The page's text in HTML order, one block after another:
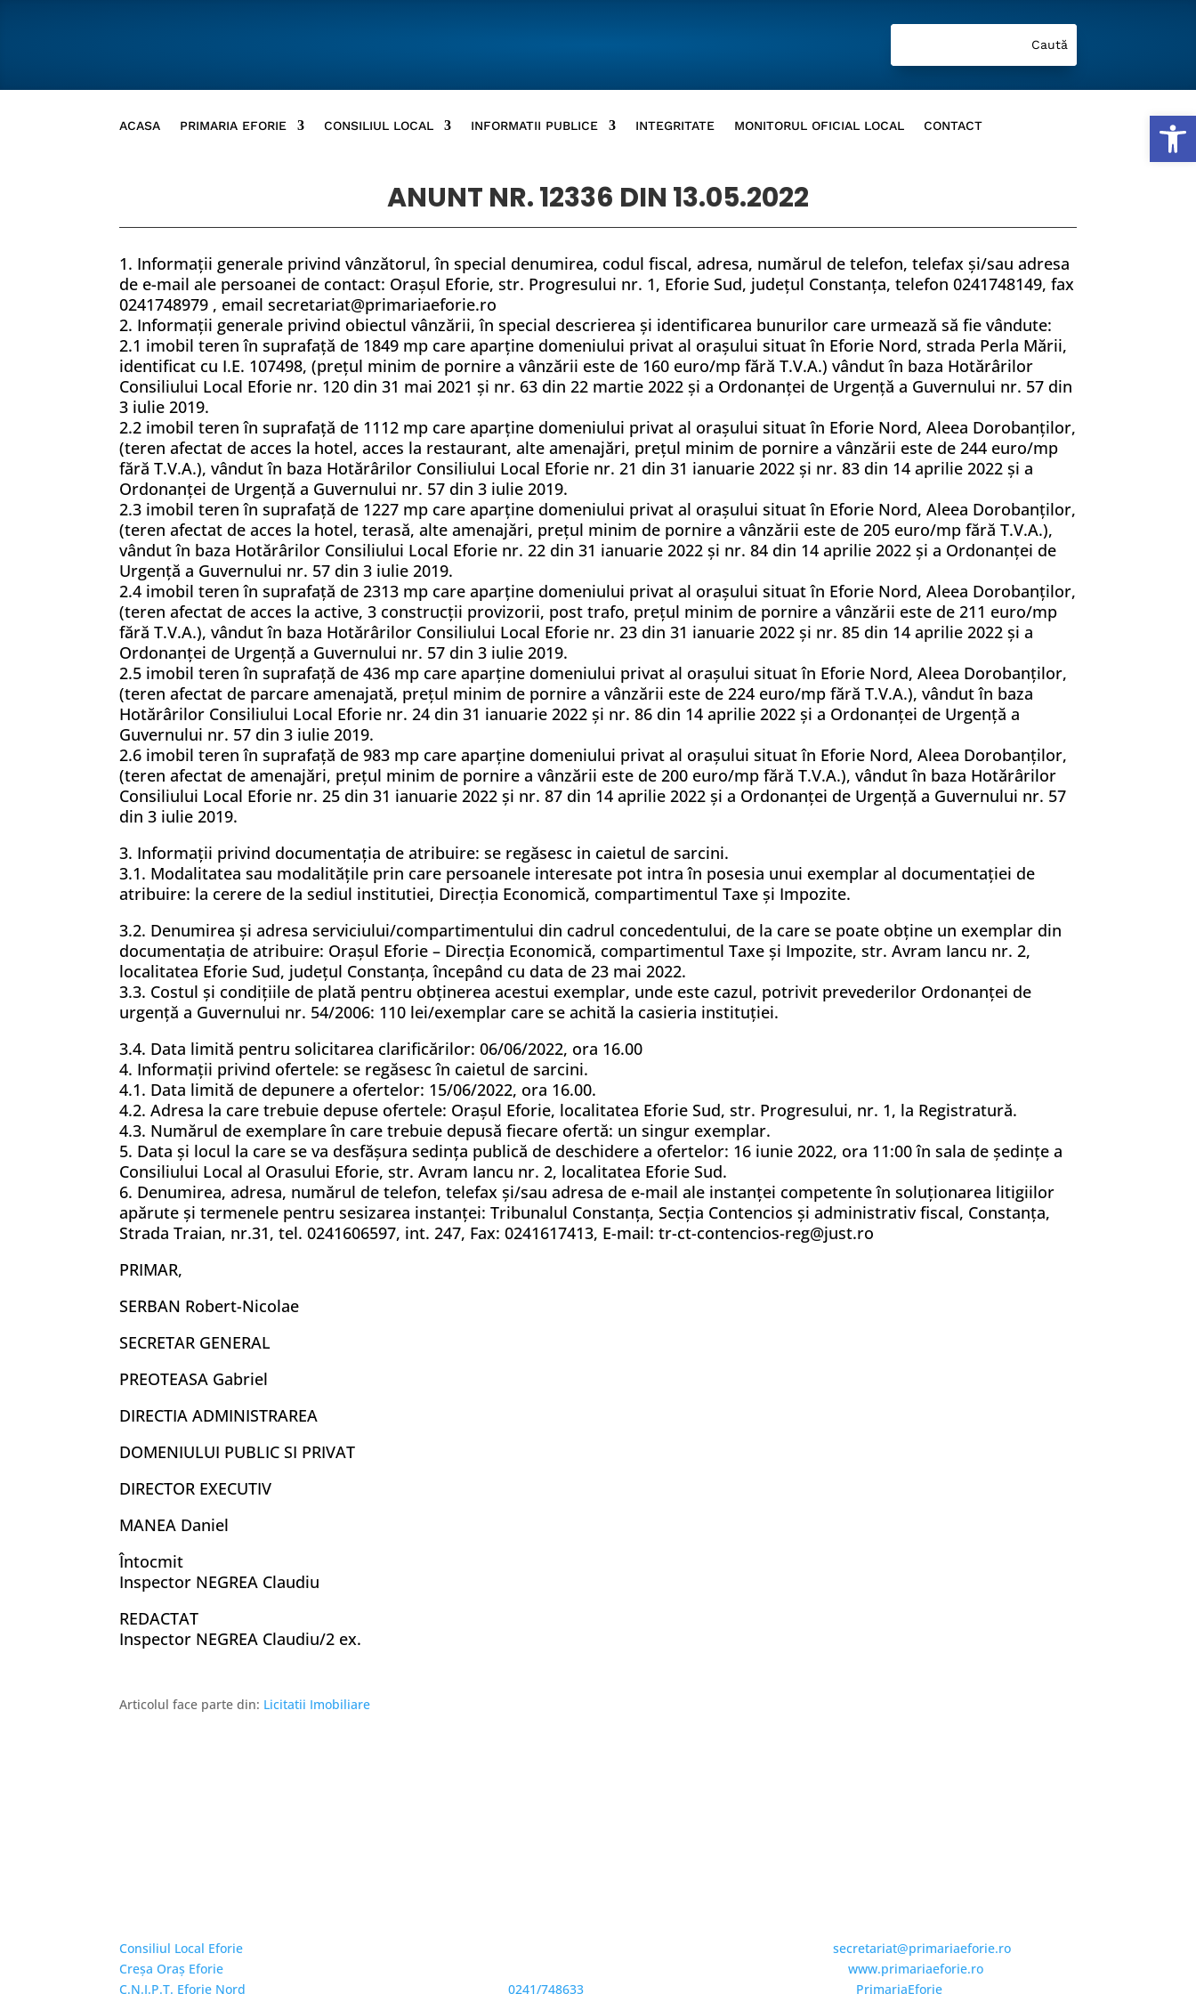
ACASA PRIMARIA EFORIE CONSILIUL LOCAL INFORMATII PUBLICE INTEGRITATE MONITORUL OFICIAL LOCAL CONTACT
ANUNT NR. 12336 DIN 13.05.2022
1. Informaţii generale privind vânzătorul, în special denumirea, codul fiscal, adresa, numărul de telefon, telefax şi/sau adresa
de e-mail ale persoanei de contact: Orașul Eforie, str. Progresului nr. 1, Eforie Sud, judeţul Constanța, telefon 0241748149, fax
0241748979 , email secretariat@primariaeforie.ro
2. Informaţii generale privind obiectul vânzării, în special descrierea şi identificarea bunurilor care urmează să fie vândute:
2.1 imobil teren în suprafață de 1849 mp care aparține domeniului privat al orașului situat în Eforie Nord, strada Perla Mării,
identificat cu I.E. 107498, (prețul minim de pornire a vânzării este de 160 euro/mp fără T.V.A.) vândut în baza Hotărârilor
Consiliului Local Eforie nr. 120 din 31 mai 2021 și nr. 63 din 22 martie 2022 și a Ordonanței de Urgență a Guvernului nr. 57 din
3 iulie 2019.
2.2 imobil teren în suprafață de 1112 mp care aparține domeniului privat al orașului situat în Eforie Nord, Aleea Dorobanților,
(teren afectat de acces la hotel, acces la restaurant, alte amenajări, prețul minim de pornire a vânzării este de 244 euro/mp
fără T.V.A.), vândut în baza Hotărârilor Consiliului Local Eforie nr. 21 din 31 ianuarie 2022 și nr. 83 din 14 aprilie 2022 și a
Ordonanței de Urgență a Guvernului nr. 57 din 3 iulie 2019.
2.3 imobil teren în suprafață de 1227 mp care aparține domeniului privat al orașului situat în Eforie Nord, Aleea Dorobanților,
(teren afectat de acces la hotel, terasă, alte amenajări, prețul minim de pornire a vânzării este de 205 euro/mp fără T.V.A.),
vândut în baza Hotărârilor Consiliului Local Eforie nr. 22 din 31 ianuarie 2022 și nr. 84 din 14 aprilie 2022 și a Ordonanței de
Urgență a Guvernului nr. 57 din 3 iulie 2019.
2.4 imobil teren în suprafață de 2313 mp care aparține domeniului privat al orașului situat în Eforie Nord, Aleea Dorobanților,
(teren afectat de acces la active, 3 construcții provizorii, post trafo, prețul minim de pornire a vânzării este de 211 euro/mp
fără T.V.A.), vândut în baza Hotărârilor Consiliului Local Eforie nr. 23 din 31 ianuarie 2022 și nr. 85 din 14 aprilie 2022 și a
Ordonanței de Urgență a Guvernului nr. 57 din 3 iulie 2019.
2.5 imobil teren în suprafață de 436 mp care aparține domeniului privat al orașului situat în Eforie Nord, Aleea Dorobanților,
(teren afectat de parcare amenajată, prețul minim de pornire a vânzării este de 224 euro/mp fără T.V.A.), vândut în baza
Hotărârilor Consiliului Local Eforie nr. 24 din 31 ianuarie 2022 și nr. 86 din 14 aprilie 2022 și a Ordonanței de Urgență a
Guvernului nr. 57 din 3 iulie 2019.
2.6 imobil teren în suprafață de 983 mp care aparține domeniului privat al orașului situat în Eforie Nord, Aleea Dorobanților,
(teren afectat de amenajări, prețul minim de pornire a vânzării este de 200 euro/mp fără T.V.A.), vândut în baza Hotărârilor
Consiliului Local Eforie nr. 25 din 31 ianuarie 2022 și nr. 87 din 14 aprilie 2022 și a Ordonanței de Urgență a Guvernului nr. 57
din 3 iulie 2019.
3. Informaţii privind documentaţia de atribuire: se regăsesc in caietul de sarcini.
3.1. Modalitatea sau modalităţile prin care persoanele interesate pot intra în posesia unui exemplar al documentaţiei de
atribuire: la cerere de la sediul institutiei, Direcția Economică, compartimentul Taxe și Impozite.
3.2. Denumirea şi adresa serviciului/compartimentului din cadrul concedentului, de la care se poate obţine un exemplar din
documentaţia de atribuire: Oraşul Eforie – Direcția Economică, compartimentul Taxe și Impozite, str. Avram Iancu nr. 2,
localitatea Eforie Sud, județul Constanța, începând cu data de 23 mai 2022.
3.3. Costul şi condiţiile de plată pentru obţinerea acestui exemplar, unde este cazul, potrivit prevederilor Ordonanţei de
urgenţă a Guvernului nr. 54/2006: 110 lei/exemplar care se achită la casieria instituției.
3.4. Data limită pentru solicitarea clarificărilor: 06/06/2022, ora 16.00
4. Informaţii privind ofertele: se regăsesc în caietul de sarcini.
4.1. Data limită de depunere a ofertelor: 15/06/2022, ora 16.00.
4.2. Adresa la care trebuie depuse ofertele: Orașul Eforie, localitatea Eforie Sud, str. Progresului, nr. 1, la Registratură.
4.3. Numărul de exemplare în care trebuie depusă fiecare ofertă: un singur exemplar.
5. Data şi locul la care se va desfăşura sedinţa publică de deschidere a ofertelor: 16 iunie 2022, ora 11:00 în sala de ședințe a
Consiliului Local al Orasului Eforie, str. Avram Iancu nr. 2, localitatea Eforie Sud.
6. Denumirea, adresa, numărul de telefon, telefax şi/sau adresa de e-mail ale instanţei competente în soluţionarea litigiilor
apărute şi termenele pentru sesizarea instanţei: Tribunalul Constanţa, Secţia Contencios și administrativ fiscal, Constanța,
Strada Traian, nr.31, tel. 0241606597, int. 247, Fax: 0241617413, E-mail: tr-ct-contencios-reg@just.ro
PRIMAR,
SERBAN Robert-Nicolae
SECRETAR GENERAL
PREOTEASA Gabriel
DIRECTIA ADMINISTRAREA
DOMENIULUI PUBLIC SI PRIVAT
DIRECTOR EXECUTIV
MANEA Daniel
Întocmit
Inspector NEGREA Claudiu
REDACTAT
Inspector NEGREA Claudiu/2 ex.
Articolul face parte din: Licitatii Imobiliare
Consiliul Local Eforie
Creșa Oraș Eforie
C.N.I.P.T. Eforie Nord
0241/748633
secretariat@primariaeforie.ro
www.primariaeforie.ro
PrimariaEforie